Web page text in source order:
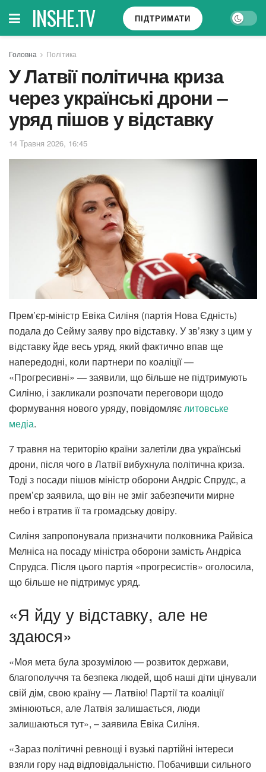
INSHE.TV ПІДТРИМАТИ
Головна Політика
У Латвії політична криза
через українські дрони –
уряд пішов у відставку
14 Травня 2026, 16:45
Прем’єр-міністр Евіка Силіня (партія Нова Єдність)
подала до Сейму заяву про відставку. У зв’язку з цим у
відставку йде весь уряд, який фактично впав ще
напередодні, коли партнери по коаліції —
«Прогресивні» — заявили, що більше не підтримують
Силіню, і закликали розпочати переговори щодо
формування нового уряду, повідомляєлитовське
медіа.
7 травня на територію країни залетіли два українські
дрони, після чого в Латвії вибухнула політична криза.
Тоді з посади пішов міністр оборони Андріс Спрудс, а
прем’єр заявила, що він не зміг забезпечити мирне
небо і втратив її та громадську довіру.
Силіня запропонувала призначити полковника Райвіса
Мелніса на посаду міністра оборони замість Андріса
Спрудса. Після цього партія «прогресистів» оголосила,
що більше не підтримує уряд.
«Я йду у відставку, але не
здаюся»
«Моя мета була зрозумілою — розвиток держави,
благополуччя та безпека людей, щоб наші діти цінували
свій дім, свою країну — Латвію! Партії та коаліції
змінюються, але Латвія залишається, люди
залишаються тут», – заявила Евіка Силіня.
«Зараз політичні ревнощі і вузькі партійні інтереси
взяли гору над відповідальністю. Побачивши сильного